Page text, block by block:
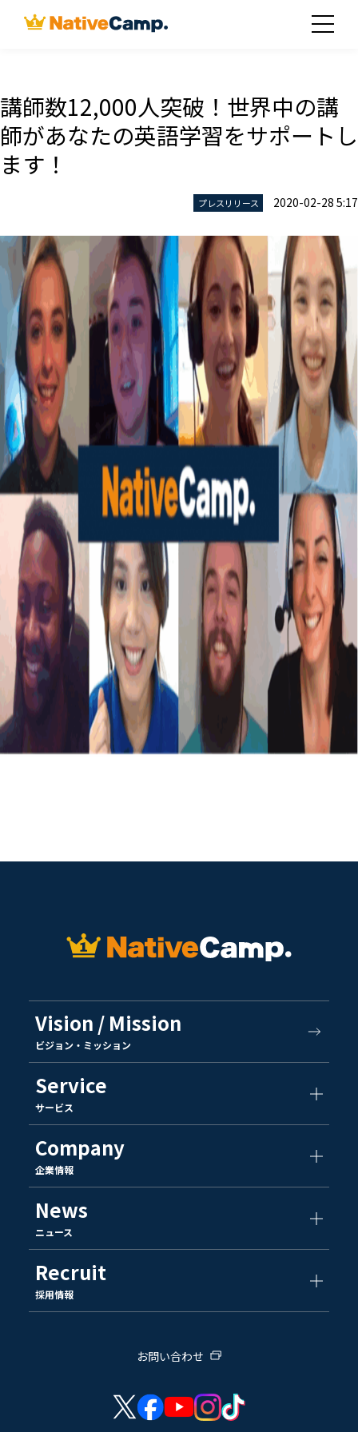
講師数12,000人突破！世界中の講
師があなたの英語学習をサポートし
ます！
プレスリリース 2020-02-28 5:17
Vision / Mission
ビジョン・ミッション
Service
サービス
Company
企業情報
News
ニュース
Recruit
採用情報
お問い合わせ